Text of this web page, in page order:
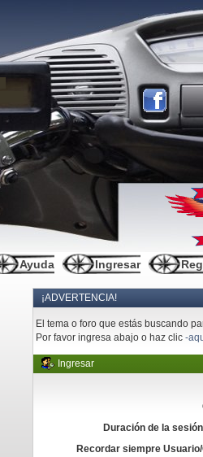
Ayuda Ingresar
¡ADVERTENCIA!
El tema o foro que estás buscando
Por favor ingresa abajo o haz clic-
Ingresar
Duración de la
Recordar siempre